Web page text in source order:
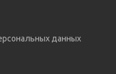
данных